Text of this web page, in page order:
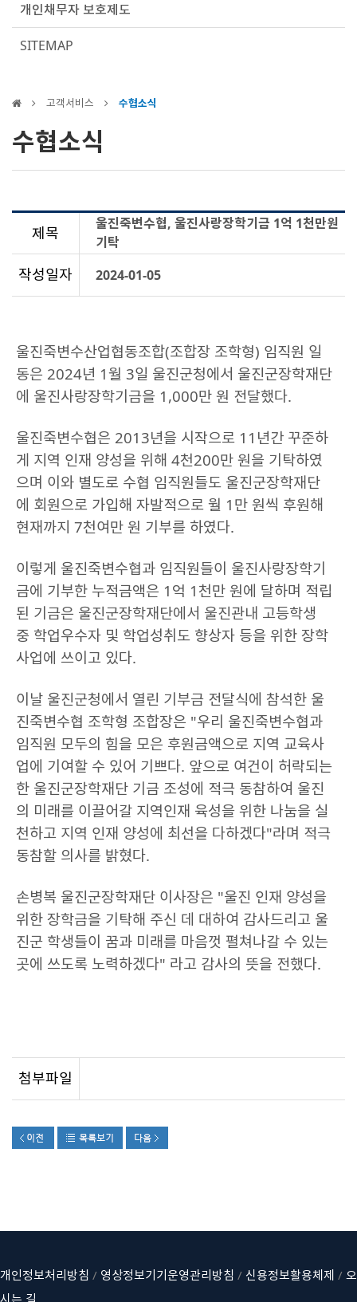
개인채무자 보호제도
SITEMAP
고객서비스 수협소식
수협소식
제목
울진죽변수협, 울진사랑장학기금 1억 1천만원
기탁
작성일자 2024-01-05
울진죽변수산업협동조합(조합장 조학형) 임직원 일
동은 2024년 1월 3일 울진군청에서 울진군장학재단
에 울진사랑장학기금을 1,000만 원 전달했다.
울진죽변수협은 2013년을 시작으로 11년간 꾸준하
게 지역 인재 양성을 위해 4천200만 원을 기탁하였
으며 이와 별도로 수협 임직원들도 울진군장학재단
에 회원으로 가입해 자발적으로 월 1만 원씩 후원해
현재까지 7천여만 원 기부를 하였다.
이렇게 울진죽변수협과 임직원들이 울진사랑장학기
금에 기부한 누적금액은 1억 1천만 원에 달하며 적립
된 기금은 울진군장학재단에서 울진관내 고등학생
중 학업우수자 및 학업성취도 향상자 등을 위한 장학
사업에 쓰이고 있다.
이날 울진군청에서 열린 기부금 전달식에 참석한 울
진죽변수협 조학형 조합장은 "우리 울진죽변수협과
임직원 모두의 힘을 모은 후원금액으로 지역 교육사
업에 기여할 수 있어 기쁘다. 앞으로 여건이 허락되는
한 울진군장학재단 기금 조성에 적극 동참하여 울진
의 미래를 이끌어갈 지역인재 육성을 위한 나눔을 실
천하고 지역 인재 양성에 최선을 다하겠다"라며 적극
동참할 의사를 밝혔다.
손병복 울진군장학재단 이사장은 "울진 인재 양성을
위한 장학금을 기탁해 주신 데 대하여 감사드리고 울
진군 학생들이 꿈과 미래를 마음껏 펼쳐나갈 수 있는
곳에 쓰도록 노력하겠다" 라고 감사의 뜻을 전했다.
첨부파일
개인정보처리방침 / 영상정보기기운영관리방침 / 신용정보활용체제 / 오
시는 길